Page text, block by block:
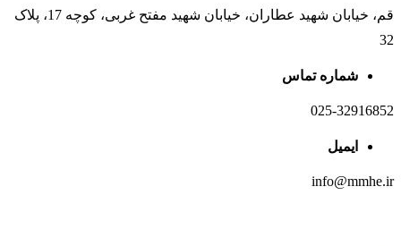
قم، خیابان شهید عطاران، خیابان شهید مفتح غربی، کوچه 17، پلاک
32
شماره تماس
025-32916852
ایمیل
info@mmhe.ir